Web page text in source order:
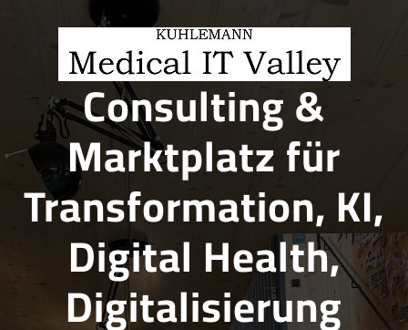
Consulting &
Marktplatz für
Transformation, KI,
Digital Health,
Digitalisierung